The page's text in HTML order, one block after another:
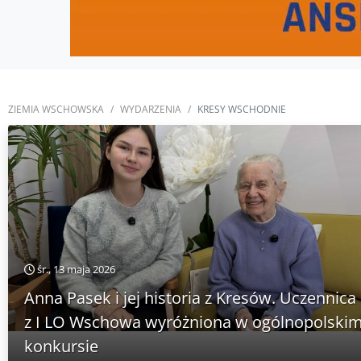
ZIEMIA WSCHOWSKA WYDARZENIA KRESY WSCHODNIE
śr., 13 maja 2026
Anna Pasek i jej historia z Kresów. Uczennica
z I LO Wschowa wyróżniona w
konkursie